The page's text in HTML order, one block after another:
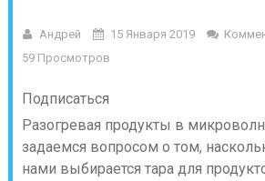
Андрей 15 Января 2019
59 Просмотров
Подписаться
Разогревая продукты в
задаемся вопросом о том,
нами выбирается тара для